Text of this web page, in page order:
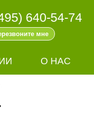
640-54-74
мне
О НАС